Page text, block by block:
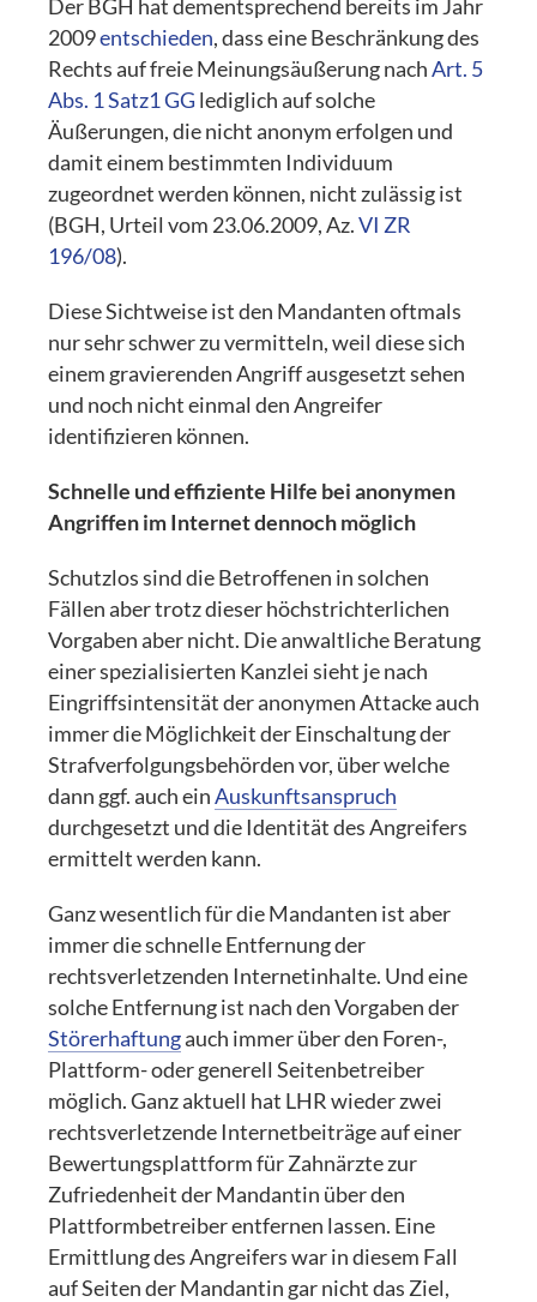
Der BGH hat dementsprechend bereits im Jahr
2009entschieden, dass eine Beschränkung des
Rechts auf freie Meinungsäußerung nachArt. 5
Abs. 1 Satz1 GG lediglich auf solche
Äußerungen, die nicht anonym erfolgen und
damit einem bestimmten Individuum
zugeordnet werden können, nicht zulässig ist
(BGH, Urteil vom 23.06.2009, Az.VI ZR
196/08).
Diese Sichtweise ist den Mandanten oftmals
nur sehr schwer zu vermitteln, weil diese sich
einem gravierenden Angriff ausgesetzt sehen
und noch nicht einmal den Angreifer
identifizieren können.
Schnelle und effiziente Hilfe bei anonymen
Angriffen im Internet dennoch möglich
Schutzlos sind die Betroffenen in solchen
Fällen aber trotz dieser höchstrichterlichen
Vorgaben aber nicht. Die anwaltliche Beratung
einer spezialisierten Kanzlei sieht je nach
Eingriffsintensität der anonymen Attacke auch
immer die Möglichkeit der Einschaltung der
Strafverfolgungsbehörden vor, über welche
dann ggf. auch einAuskunftsanspruch
durchgesetzt und die Identität des Angreifers
ermittelt werden kann.
Ganz wesentlich für die Mandanten ist aber
immer die schnelle Entfernung der
rechtsverletzenden Internetinhalte. Und eine
solche Entfernung ist nach den Vorgaben der
Störerhaftungauch immer über den Foren-,
Plattform- oder generell Seitenbetreiber
möglich. Ganz aktuell hat LHR wieder zwei
rechtsverletzende Internetbeiträge auf einer
Bewertungsplattform für Zahnärzte zur
Zufriedenheit der Mandantin über den
Plattformbetreiber entfernen lassen. Eine
Ermittlung des Angreifers war in diesem Fall
auf Seiten der Mandantin gar nicht das Ziel,